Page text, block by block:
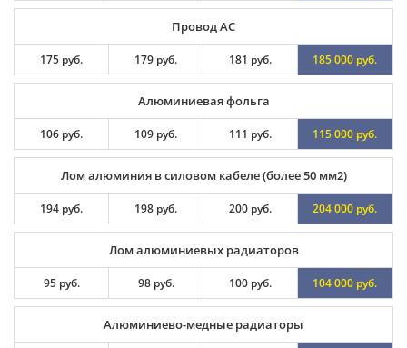
Провод АС
175 руб. 179 руб. 181 руб. 185 000 руб.
Алюминиевая фольга
106 руб. 109 руб. 111 руб. 115 000 руб.
Лом алюминия в силовом кабеле (более 50 мм2)
194 руб. 198 руб. 200 руб. 204 000 руб.
Лом алюминиевых радиаторов
95 руб. 98 руб. 100 руб. 104 000 руб.
Алюминиево-медные радиаторы